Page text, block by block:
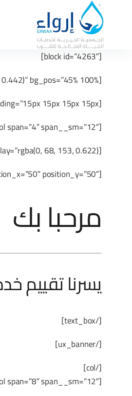
[block id=”4263″]
[section bg=”4281″ bg_size=”original” bg_overlay=”rgba(255, 255, 255, 0.442)” bg_pos=”45% 100%”]
[row style=”small” col_bg=”rgb(255, 255, 255)” col_bg_radius=”9″ v_align=”equal” padding=”15px 15px 15px 15px”]
[col span=”4″ span__sm=”12″]
[ux_banner height=”600px” height__sm=”267px” height__md=”453px” bg=”4436″ bg_size=”original” bg_overlay=”rgba(0, 68, 153, 0.622)”]
[text_box width=”85″ position_x=”50″ position_y=”50″]
مرحبا بك
يسرنا تقييم
[/text_box]
[/ux_banner]
[/col]
[col span=”8″ span__sm=”12″]